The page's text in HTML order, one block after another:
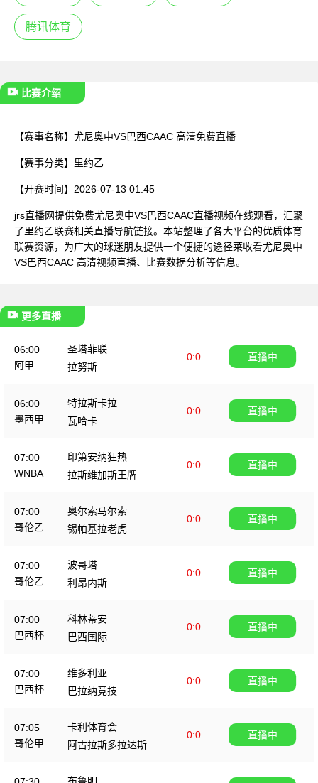
腾讯体育
比赛介绍
【赛事名称】 尤尼奥中VS巴西CAAC 高清免费直播
【赛事分类】 里约乙
【开赛时间】 2026-07-13 01:45
jrs直播网提供免费尤尼奥中VS巴西CAAC直播视频在线观看，汇聚
了里约乙联赛相关直播导航链接。本站整理了各大平台的优质体育
联赛资源，为广大的球迷朋友提供一个便捷的途径莱收看尤尼奥中
VS巴西CAAC 高清视频直播、比赛数据分析等信息。
更多直播
06:00
阿甲
圣塔菲联
0:0
拉努斯
直播中
06:00
墨西甲
特拉斯卡拉
0:0
瓦哈卡
直播中
07:00
WNBA
印第安纳狂热
0:0
拉斯维加斯王牌
直播中
07:00
哥伦乙
奥尔索马尔索
0:0
锡帕基拉老虎
直播中
07:00
哥伦乙
波哥塔
0:0
利昂内斯
直播中
07:00
巴西杯
科林蒂安
0:0
巴西国际
直播中
07:00
巴西杯
维多利亚
0:0
巴拉纳竞技
直播中
07:05
哥伦甲
卡利体育会
0:0
阿古拉斯多拉达斯
直播中
布鲁明